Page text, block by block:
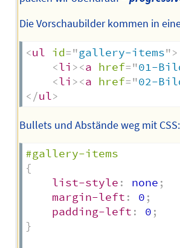
Die Vorschaubilder kommen in
<ul id="gallery-items">
<li ><a href="01-
<li ><a href="02-
</ul>
Bullets und Abstände weg mit CSS:
#gallery-items
{
list-style : none ;
margin-left : 0 ;
padding-left : 0 ;
}